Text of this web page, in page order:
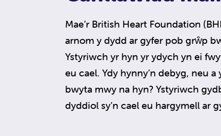
Mae’r British Heart Foundation
arnom y dydd ar gyfer pob grŵp
Ystyriwch yr hyn yr ydych yn ei
eu cael. Ydy hynny’n debyg, neu
bwyta mwy na hyn? Ystyriwch
dyddiol sy’n cael eu hargymell ar